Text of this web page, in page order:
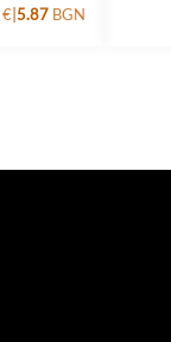
€|5.87 BGN